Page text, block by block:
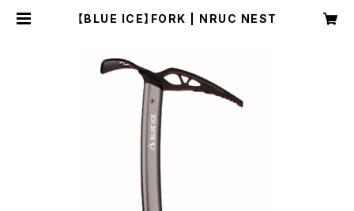
【BLUE ICE】FORK | NRUC NEST